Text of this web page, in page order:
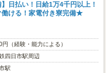
】日払い！日給1万4千円以上！
ける！家電付き寮完備★
（経験・能力による）
四日市駅周辺
駅